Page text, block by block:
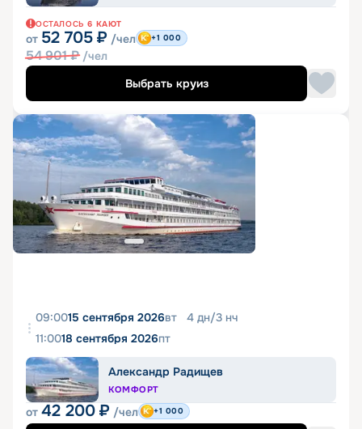
ОСТАЛОСЬ 6 КАЮТ
от 52 705 ₽ /чел
54 901₽ /чел
+1 000
Выбрать круиз
09:0015 сентября 2026вт 4 дн/3 нч
11:0018 сентября 2026пт
Александр Радищев
КОМФОРТ
от 42 200 ₽ /чел +1 000